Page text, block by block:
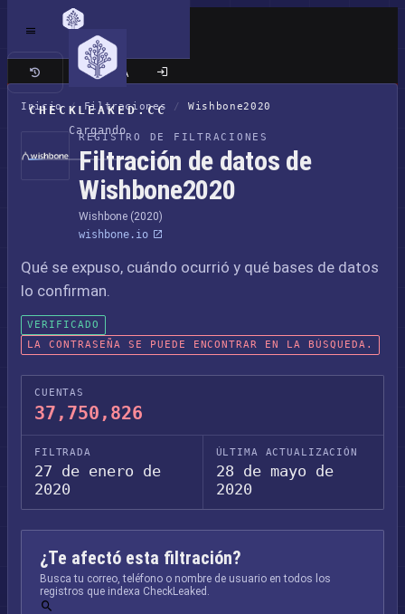
CHECKLEAKED.CC
Cargando
Sitio clásico
Inicio / Filtraciones / Wishbone2020
REGISTRO DE FILTRACIONES
Filtración de datos de
Wishbone2020
Wishbone (2020)
wishbone.io
Qué se expuso, cuándo ocurrió y qué bases de datos
lo confirman.
VERIFICADO
LA CONTRASEÑA SE PUEDE ENCONTRAR EN LA BÚSQUEDA.
CUENTAS
37,750,826
FILTRADA
27 de enero de
2020
ÚLTIMA ACTUALIZACIÓN
28 de mayo de
2020
¿Te afectó esta filtración?
Busca tu correo, teléfono o nombre de usuario en todos los
registros que indexa CheckLeaked.